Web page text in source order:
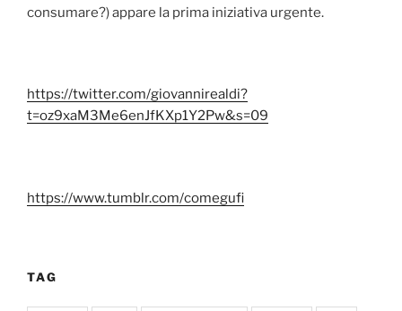
consumare?) appare la prima iniziativa urgente.
https://twitter.com/giovannirealdi?
t=oz9xaM3Me6enJfKXp1Y2Pw&s=09
https://www.tumblr.com/comegufi
TAG